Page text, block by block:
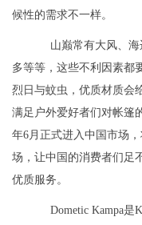
候性的需求不一样。
山巅常有大风、
多等等，这些不利因素都
烈日与蚊虫，优质材质会
满足户外爱好者们对帐篷
年6月正式进入中国市场
场，让中国的消费者们足
优质服务。
Dometic Kampa是